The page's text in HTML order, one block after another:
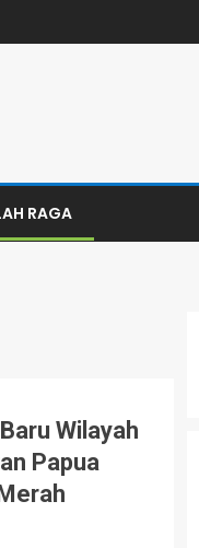
RAGA
Wilayah
Papua